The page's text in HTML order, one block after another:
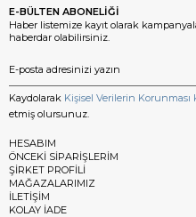
E-BÜLTEN ABONELİĞİ
Haber listemize kayıt olarak
haberdar olabilirsiniz.
Kaydolarak Kişisel Verilerin
etmiş olursunuz.
HESABIM
ÖNCEKİ SİPARİŞLERİM
ŞİRKET PROFİLİ
MAĞAZALARIMIZ
İLETİŞİM
KOLAY İADE